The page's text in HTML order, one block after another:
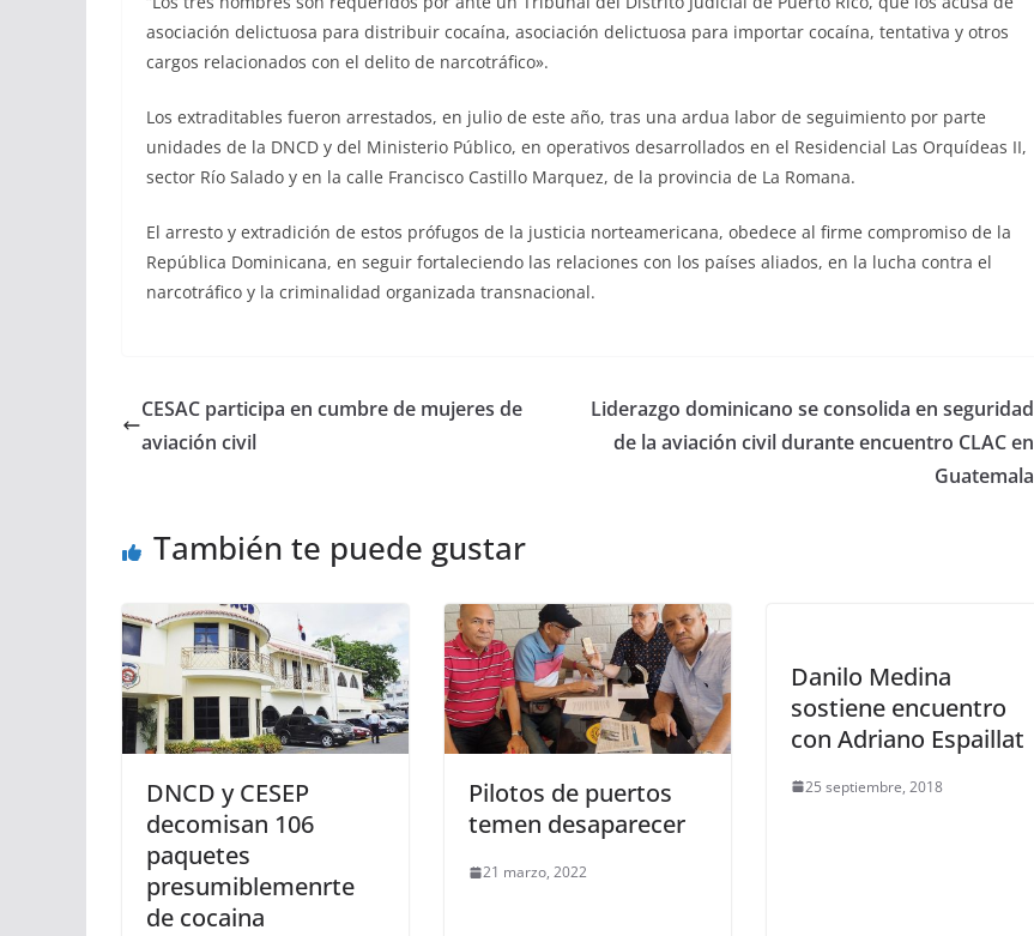
asociación delictuosa para distribuir cocaína, asociación delictuosa para importar cocaína, tentativa y otros
cargos relacionados con el delito de narcotráfico».
Los extraditables fueron arrestados, en julio de este año, tras una ardua labor de seguimiento por parte
unidades de la DNCD y del Ministerio Público, en operativos desarrollados en el Residencial Las Orquídeas II,
sector Río Salado y en la calle Francisco Castillo Marquez, de la provincia de La Romana.
El arresto y extradición de estos prófugos de la justicia norteamericana, obedece al firme compromiso de la
República Dominicana, en seguir fortaleciendo las relaciones con los países aliados, en la lucha contra el
narcotráfico y la criminalidad organizada transnacional.
CESAC participa en cumbre de mujeres de
aviación civil
Liderazgo dominicano se consolida en seguridad
de la aviación civil durante encuentro CLAC en
Guatemala
También te puede gustar
DNCD y CESEP
decomisan 106
paquetes
presumiblemenrte
de cocaina
Pilotos de puertos
temen desaparecer
21 marzo, 2022
Danilo Medina
sostiene encuentro
con Adriano Espaillat
25 septiembre, 2018